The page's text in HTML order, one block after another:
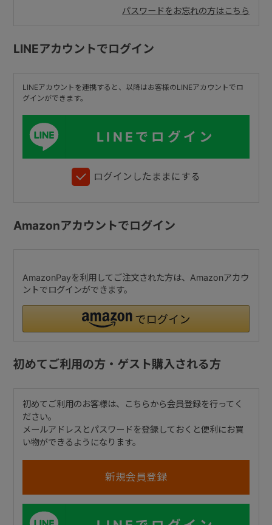
パスワードをお忘れの方はこちら
LINEアカウントでログイン
LINEアカウントを連携すると、以降はお客様のLINEアカウントでロ
グインができます。
LINEでログイン
ログインしたままにする
Amazonアカウントでログイン
AmazonPayを利用してご注文された方は、Amazonアカウ
ントでログインができます。
初めてご利用の方・ゲスト購入される方
初めてご利用のお客様は、こちらから会員登録を行ってく
ださい。
メールアドレスとパスワードを登録しておくと便利にお買
い物ができるようになります。